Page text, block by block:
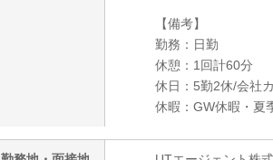
【備考】
勤務：日勤
休憩：1回計60分
休日：5勤2休/会社
休暇：GW休暇・夏